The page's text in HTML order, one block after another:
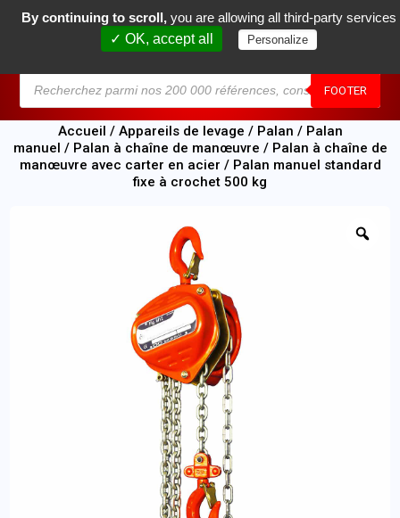
FOOTER
0
Accueil / Appareils de levage / Palan / Palan
manuel / Palan à chaîne de manœuvre / Palan à chaîne de
manœuvre avec carter en acier / Palan manuel standard
fixe à crochet 500 kg
By continuing to scroll, you are allowing all third-party services
✓ OK, accept all
Personalize